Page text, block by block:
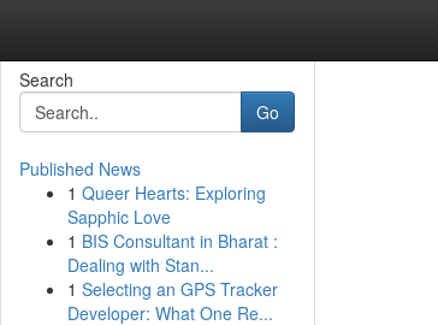
Search
Go
Published News
1 Queer Hearts: Exploring
Sapphic Love
1 BIS Consultant in Bharat :
Dealing with Stan...
1 Selecting an GPS Tracker
Developer: What One Re...